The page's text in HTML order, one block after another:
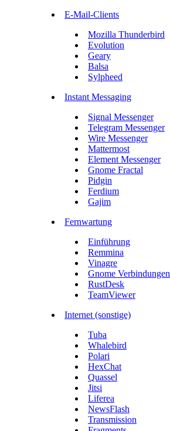
E-Mail-Clients
Mozilla Thunderbird
Evolution
Geary
Balsa
Sylpheed
Instant Messaging
Signal Messenger
Telegram Messenger
Wire Messenger
Mattermost
Element Messenger
Gnome Fractal
Pidgin
Ferdium
Gajim
Fernwartung
Einführung
Remmina
Vinagre
Gnome Verbindungen
RustDesk
TeamViewer
Internet (sonstige)
Tuba
Whalebird
Polari
HexChat
Quassel
Jitsi
Liferea
NewsFlash
Transmission